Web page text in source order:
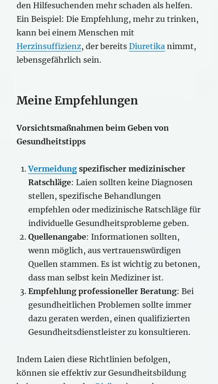
den Hilfesuchenden mehr schaden als helfen.
Ein Beispiel: Die Empfehlung, mehr zu trinken,
kann bei einem Menschen mit
Herzinsuffizienz, der bereitsDiuretika nimmt,
lebensgefährlich sein.
Meine Empfehlungen
Vorsichtsmaßnahmen beim Geben von
Gesundheitstipps
Vermeidung spezifischer medizinischer
Ratschläge: Laien sollten keine Diagnosen
stellen, spezifische Behandlungen
empfehlen oder medizinische Ratschläge für
individuelle Gesundheitsprobleme geben.
Quellenangabe: Informationen sollten,
wenn möglich, aus vertrauenswürdigen
Quellen stammen. Es ist wichtig zu betonen,
dass man selbst kein Mediziner ist.
Empfehlung professioneller Beratung: Bei
gesundheitlichen Problemen sollte immer
dazu geraten werden, einen qualifizierten
Gesundheitsdienstleister zu konsultieren.
Indem Laien diese Richtlinien befolgen,
können sie effektiv zur Gesundheitsbildung